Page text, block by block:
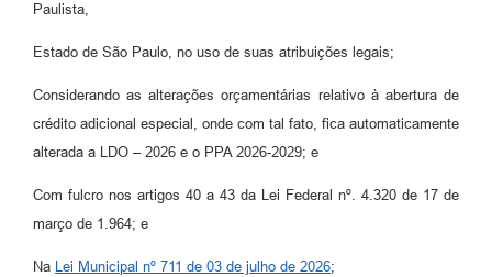
Diário Oficial
Notícias
Contato
Paulista,
Estado de São Paulo, no uso de suas atribuições legais;
Considerando as alterações orçamentárias relativo à abertura de
crédito adicional especial, onde com tal fato, fica automaticamente
alterada a LDO – 2026 e o PPA 2026-2029; e
Com fulcro nos artigos 40 a 43 da Lei Federal nº. 4.320 de 17 de
março de 1.964; e
Na Lei Municipal nº 711 de 03 de julho de 2026;